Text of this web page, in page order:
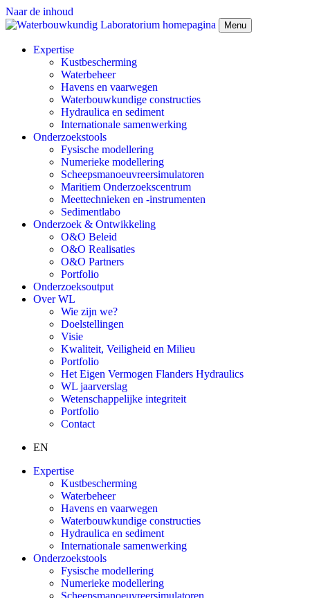
Naar de inhoud
Menu
Expertise
Kustbescherming
Waterbeheer
Havens en vaarwegen
Waterbouwkundige constructies
Hydraulica en sediment
Internationale samenwerking
Onderzoekstools
Fysische modellering
Numerieke modellering
Scheepsmanoeuvreersimulatoren
Maritiem Onderzoekscentrum
Meettechnieken en -instrumenten
Sedimentlabo
Onderzoek & Ontwikkeling
O&O Beleid
O&O Realisaties
O&O Partners
Portfolio
Onderzoeksoutput
Over WL
Wie zijn we?
Doelstellingen
Visie
Kwaliteit, Veiligheid en Milieu
Portfolio
Het Eigen Vermogen Flanders Hydraulics
WL jaarverslag
Wetenschappelijke integriteit
Portfolio
Contact
EN
Expertise
Kustbescherming
Waterbeheer
Havens en vaarwegen
Waterbouwkundige constructies
Hydraulica en sediment
Internationale samenwerking
Onderzoekstools
Fysische modellering
Numerieke modellering
Scheepsmanoeuvreersimulatoren